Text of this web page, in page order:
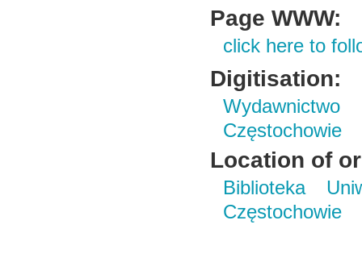
Page WWW:
click here to
Digitisation:
Częstochowie
Location of
Biblioteka
Częstochowie